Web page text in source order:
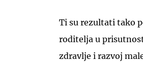
Ti su rezultati tako
roditelja u
zdravlje i razvoj